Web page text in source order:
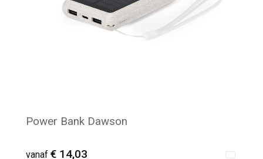
Power Bank Dawson
vanaf € 14,03